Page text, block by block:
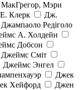
Мэри
Клерк
Дж.
Джампаоло Редіголо
А. Холдейн
Добсон
Джеймс Сміт
Джеймс Энгел
Джек
Хейфорд
Джен